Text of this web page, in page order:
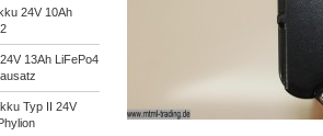
24V 10Ah
13Ah LiFePo4
Typ II 24V